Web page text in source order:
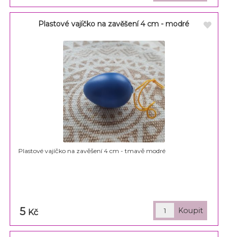
Plastové vajíčko na zavěšení 4 cm - modré
Plastové vajíčko na zavěšení 4 cm - tmavě modré
5 Kč